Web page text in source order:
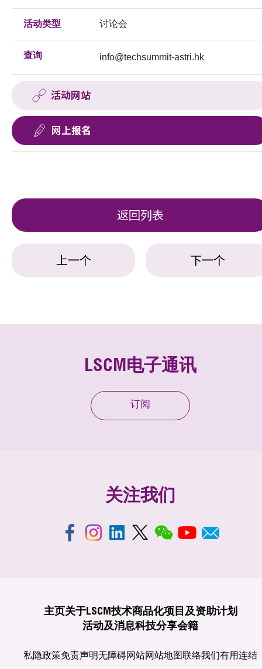
活动类型 讨论会
查询 info@techsummit-astri.hk
活动网站
网上报名
返回列表
上一个 下一个
LSCM电子通讯
订阅
关注我们
主页关于LSCM技术商品化项目及资助计划
活动及消息科技分享会籍
私隐政策免责声明无障碍网站网站地图联络我们有用连结